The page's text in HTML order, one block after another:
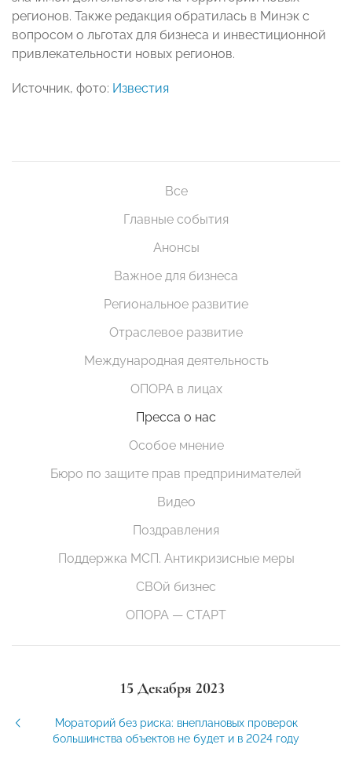
регионов. Также редакция обратилась в Минэк с
вопросом о льготах для бизнеса и инвестиционной
привлекательности новых регионов.
Источник, фото: Известия
Все
Главные события
Анонсы
Важное для бизнеса
Региональное развитие
Отраслевое развитие
Международная деятельность
ОПОРА в лицах
Пресса о нас
Особое мнение
Бюро по защите прав предпринимателей
Видео
Поздравления
Поддержка МСП. Антикризисные меры
СВОй бизнес
ОПОРА — СТАРТ
15 Декабря 2023
Мораторий без риска: внеплановых проверок
большинства объектов не будет и в 2024 году